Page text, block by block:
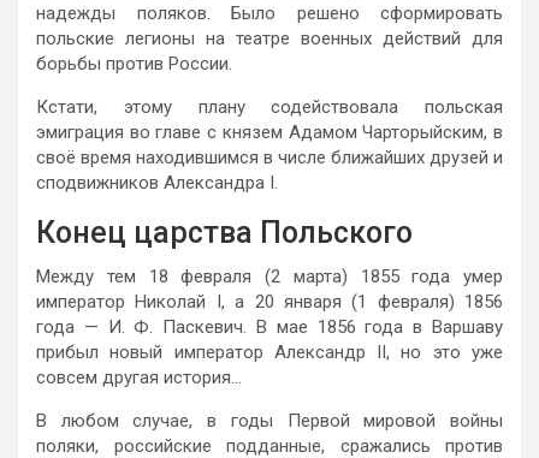
надежды поляков. Было решено сформировать
польские легионы на театре военных действий для
борьбы против России.
Кстати, этому плану содействовала польская
эмиграция во главе с князем Адамом Чарторыйским, в
своё время находившимся в числе ближайших друзей и
сподвижников Александра I.
Конец царства Польского
Между тем 18 февраля (2 марта) 1855 года умер
император Николай I, а 20 января (1 февраля) 1856
года — И. Ф. Паскевич. В мае 1856 года в Варшаву
прибыл новый император Александр II, но это уже
совсем другая история…
В любом случае, в годы Первой мировой войны
поляки, российские подданные, сражались против